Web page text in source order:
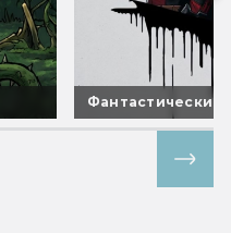
Фантастические